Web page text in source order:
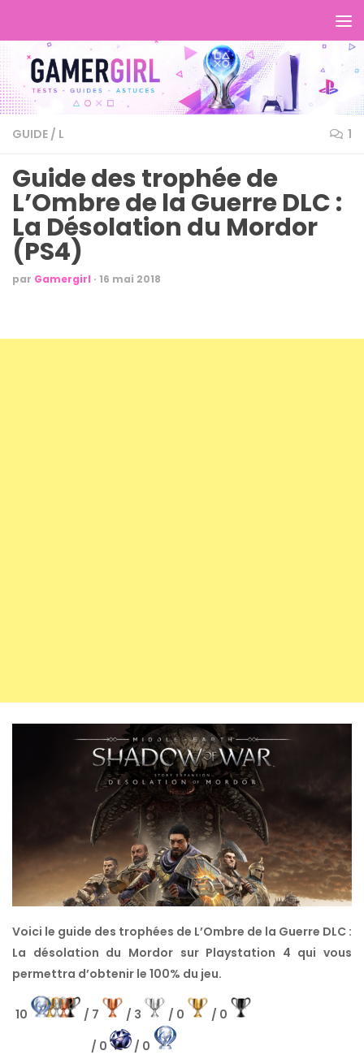
GUIDE / L 1
Guide des trophée de
L’Ombre de la Guerre DLC :
La Désolation du Mordor
(PS4)
par Gamergirl · 16 mai 2018
Voici le guide des trophées de L’Ombre de la Guerre DLC :
La désolation du Mordor sur Playstation 4 qui vous
permettra d’obtenir le 100% du jeu.
10 / 7 / 3 / 0
/ 0
/ 0
/ 0